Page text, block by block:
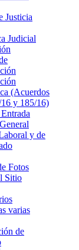
Justicia
Judicial
(Acuerdos
y 185/16)
y de
Fotos
Sitio
varias
de